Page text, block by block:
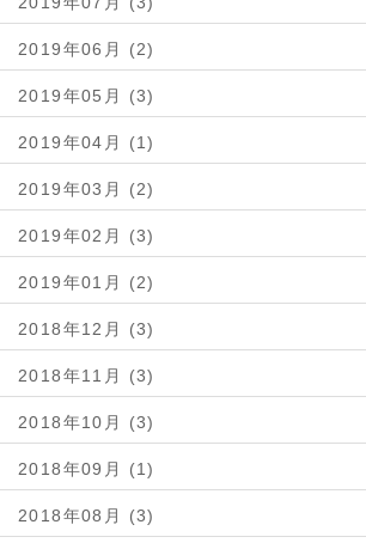
2019年06月 (2)
2019年05月 (3)
2019年04月 (1)
2019年03月 (2)
2019年02月 (3)
2019年01月 (2)
2018年12月 (3)
2018年11月 (3)
2018年10月 (3)
2018年09月 (1)
2018年08月 (3)